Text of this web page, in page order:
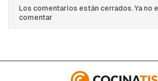
Los comentarios están cerrados. Ya no
comentar